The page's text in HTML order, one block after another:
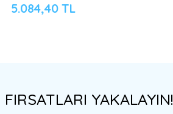
5.084,40 TL
FIRSATLARI YAKALAYIN!